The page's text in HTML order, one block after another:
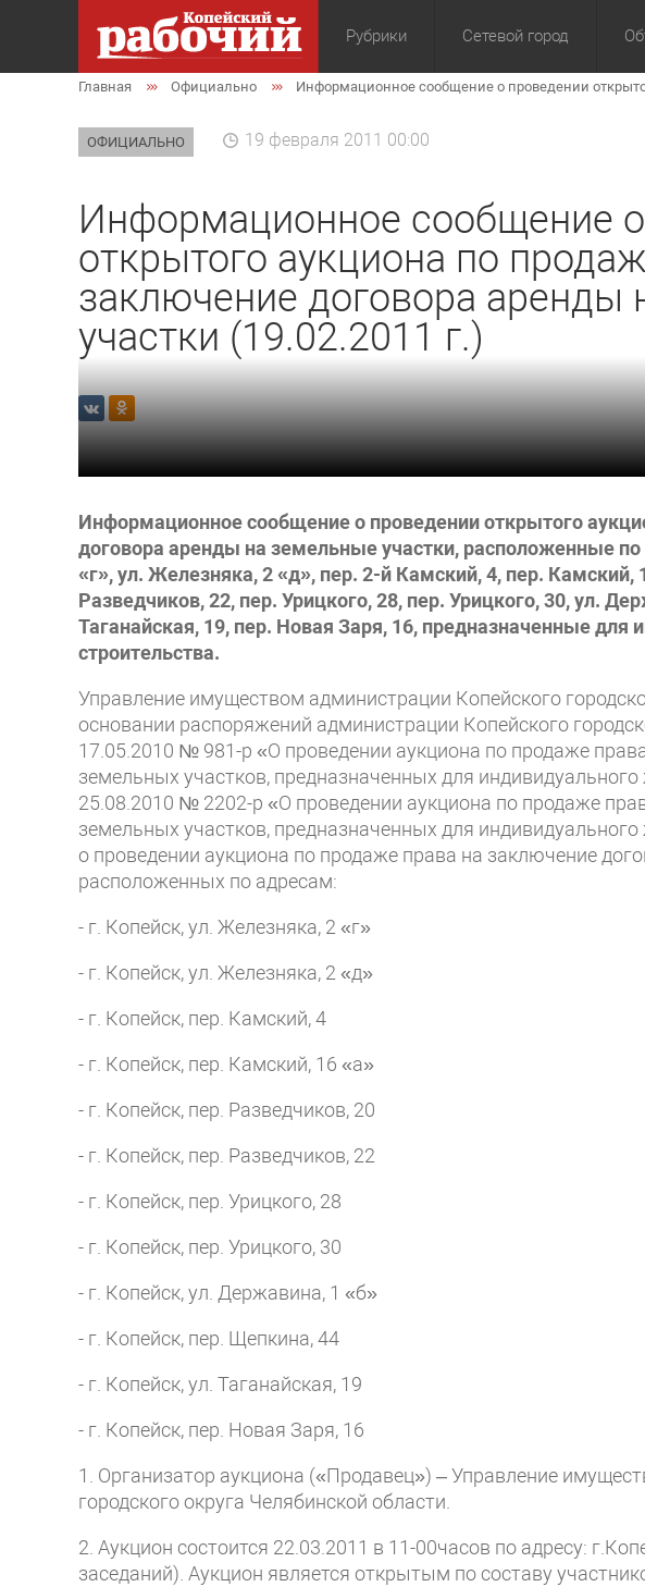
Рубрики
Общество Экономика Культура
Сетевой город
Главная Официально Информационное сообщение о проведении
ОФИЦИАЛЬНО 19 февраля 2011 00:00
Информационное сообщение
открытого аукциона по
заключение договора аренды
участки (19.02.2011 г.)
Информационное сообщение о проведении открытого
договора аренды на земельные участки, расположенные
«г», ул. Железняка, 2 «д», пер. 2-й Камский, 4, пер. Камский,
Разведчиков, 22, пер. Урицкого, 28, пер. Урицкого, 30, ул.
Таганайская, 19, пер. Новая Заря, 16, предназначенные для
строительства.
Управление имуществом администрации Копейского
основании распоряжений администрации Копейского
17.05.2010 № 981-р «О проведении аукциона по продаже
земельных участков, предназначенных для
25.08.2010 № 2202-р «О проведении аукциона по продаже
земельных участков, предназначенных для
о проведении аукциона по продаже права на заключение
расположенных по адресам:
- г. Копейск, ул. Железняка, 2 «г»
- г. Копейск, ул. Железняка, 2 «д»
- г. Копейск, пер. Камский, 4
- г. Копейск, пер. Камский, 16 «а»
- г. Копейск, пер. Разведчиков, 20
- г. Копейск, пер. Разведчиков, 22
- г. Копейск, пер. Урицкого, 28
- г. Копейск, пер. Урицкого, 30
- г. Копейск, ул. Державина, 1 «б»
- г. Копейск, пер. Щепкина, 44
- г. Копейск, ул. Таганайская, 19
- г. Копейск, пер. Новая Заря, 16
1. Организатор аукциона («Продавец») – Управление
городского округа Челябинской области.
2. Аукцион состоится 22.03.2011 в 11-00часов по адресу:
заседаний). Аукцион является открытым по составу